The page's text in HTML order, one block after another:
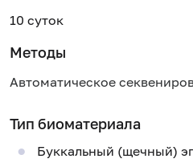
10 суток
Методы
Автоматическое
Тип биоматериала
Буккальный (щечный)